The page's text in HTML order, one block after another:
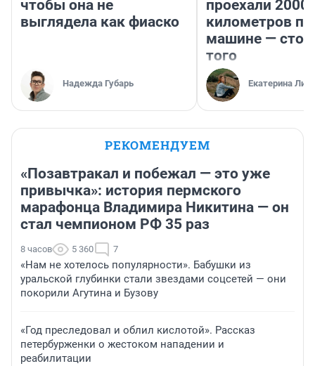
чтобы она не
выглядела как фиаско
Надежда Губарь
проехали 2000
километров по
машине —
того
Екатерина
РЕКОМЕНДУЕМ
«Позавтракал и побежал — это уже
привычка»: история пермского
марафонца Владимира Никитина — он
стал чемпионом РФ 35 раз
8 часов 5 360 7
«Нам не хотелось популярности». Бабушки из
уральской глубинки стали звездами соцсетей — они
покорили Агутина и Бузову
«Год преследовал и облил кислотой». Рассказ
петербурженки о жестоком нападении и
реабилитации